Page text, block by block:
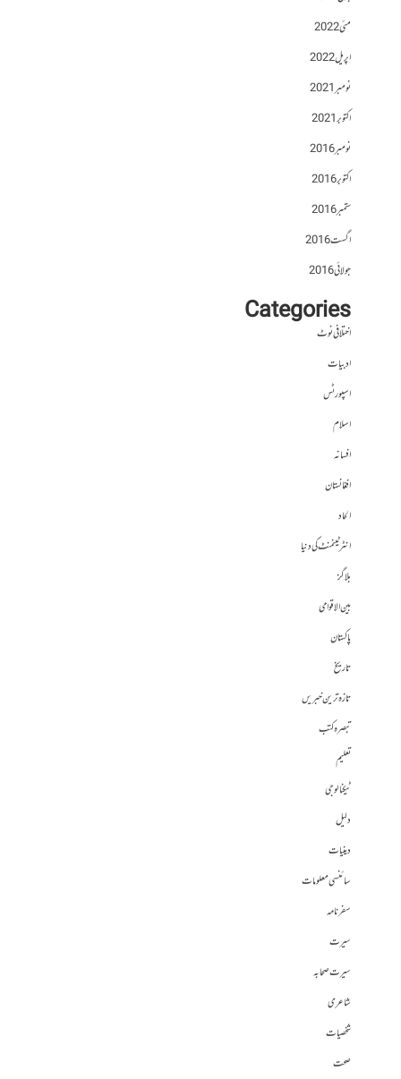
مئی 2022
اپریل 2022
نومبر 2021
اکتوبر 2021
نومبر 2016
اکتوبر 2016
ستمبر 2016
اگست 2016
جولائی 2016
Categories
اختلافی نوٹ
ادبیات
اسپورٹس
اسلام
افسانہ
افغانستان
الحاد
انٹرٹینمنٹ کی دنیا
بلاگز
بین الاقوامی
پاکستان
تاریخ
تازہ ترین خبریں
تبصرہ کتب
تعلیم
ٹیکنالوجی
دلیل
دینیات
سائنسی معلومات
سفرنامہ
سیرت
سیرت صحابہ
شاعری
شخصیات
صحت